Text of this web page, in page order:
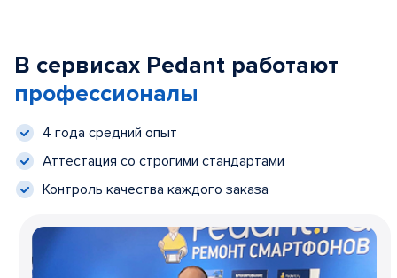
В сервисах Pedant работают
профессионалы
4 года средний опыт
Аттестация со строгими стандартами
Контроль качества каждого заказа